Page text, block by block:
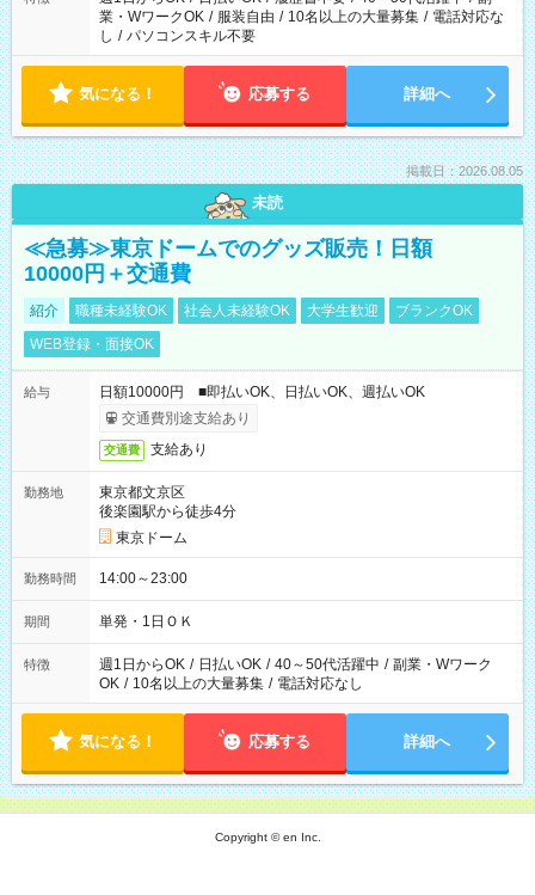
業・WワークOK / 服装自由 / 10名以上の大量募集 / 電話対応な
し / パソコンスキル不要
気になる！ 応募する 詳細へ
掲載日：2026.08.05
未読
≪急募≫東京ドームでのグッズ販売！日額
10000円＋交通費
紹介 職種未経験OK 社会人未経験OK 大学生歓迎
ブランクOK
WEB登録・面接OK
給与
日額10000円 ■即払いOK、日払いOK、週払いOK
交通費別途支給あり
交通費 支給あり
勤務地
東京都文京区
後楽園駅から徒歩4分
東京ドーム
勤務時間 14:00～23:00
期間 単発・1日ＯＫ
特徴 週1日からOK / 日払いOK / 40～50代活躍中 / 副業・Wワーク
OK / 10名以上の大量募集 / 電話対応なし
気になる！ 応募する 詳細へ
Copyright © en Inc.